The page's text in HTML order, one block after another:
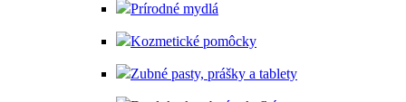
Prírodné mydlá
Kozmetické pomôcky
Zubné pasty, prášky a tablety